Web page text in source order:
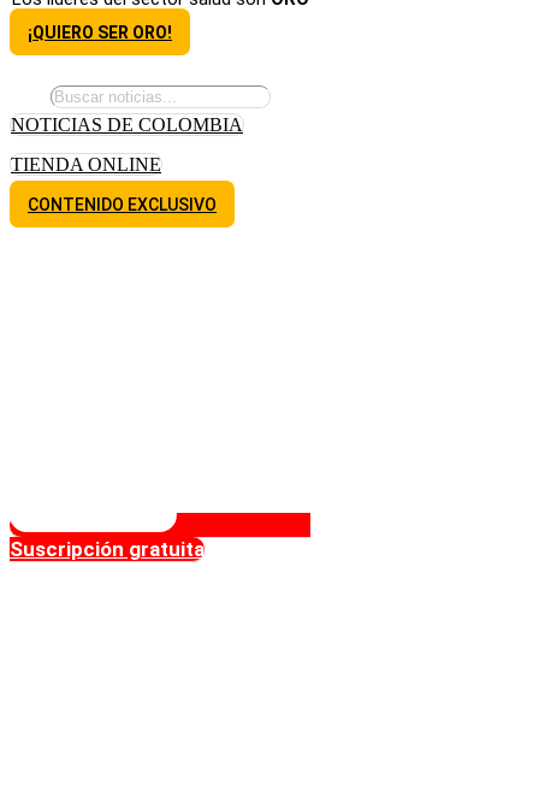
¡QUIERO SER ORO!
NOTICIAS DE COLOMBIA
TIENDA ONLINE
CONTENIDO EXCLUSIVO
Suscripción gratuita